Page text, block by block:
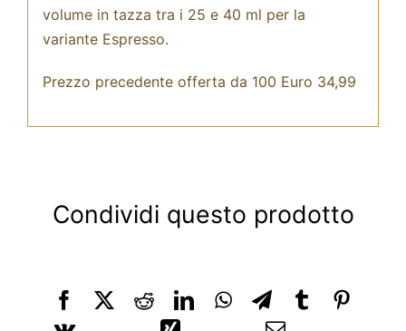
volume in tazza tra i 25 e 40 ml per la
variante Espresso.
Prezzo precedente offerta da 100 Euro 34,99
Condividi questo prodotto